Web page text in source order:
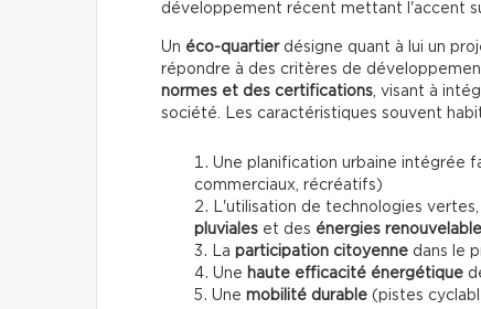
développement récent mettant l'accent
Un éco-quartierdésigne quant à lui un
répondre à des critères de
normes et des certifications, visant à
société. Les caractéristiques souvent
Une planification urbaine intégrée
commerciaux, récréatifs)
L'utilisation de technologies
pluviales et des énergies
La participation citoyenne dans le
Une haute efficacité énergétique
Une mobilité durable (pistes